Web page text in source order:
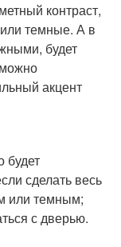
контраст,
темные. А в
будет
акцент
будет
сделать весь
или темным;
с дверью.